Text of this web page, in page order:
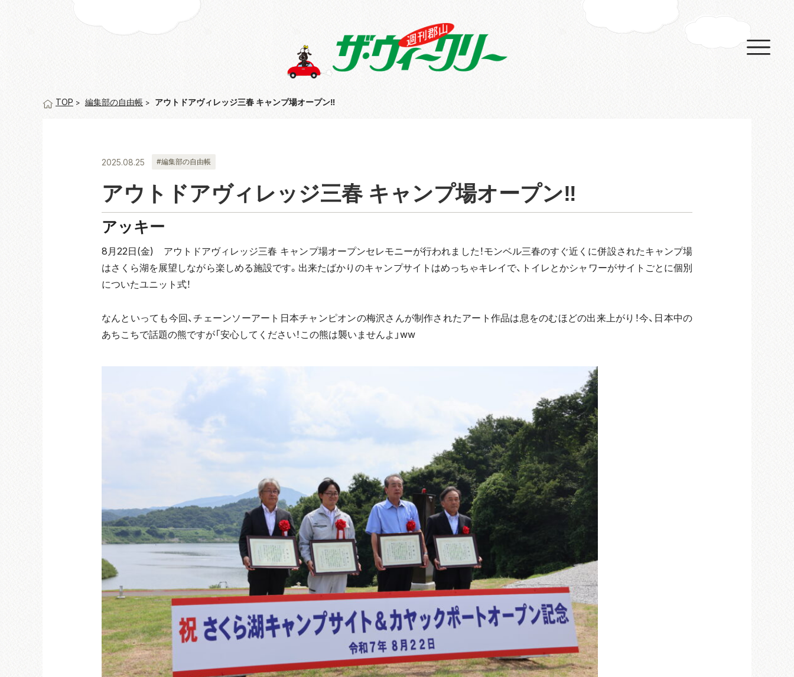
TOP 編集部の自由帳 アウトドアヴィレッジ三春 キャンプ場オープン‼
2025.08.25 #編集部の自由帳
アウトドアヴィレッジ三春 キャンプ場オープン‼
アッキー
8月22日(金) アウトドアヴィレッジ三春 キャンプ場オープンセレモニーが行われました！モンベル三春のすぐ近くに併設されたキャンプ場
はさくら湖を展望しながら楽しめる施設です。出来たばかりのキャンプサイトはめっちゃキレイで、トイレとかシャワーがサイトごとに個別
についたユニット式！
なんといっても今回、チェーンソーアート日本チャンピオンの梅沢さんが制作されたアート作品は息をのむほどの出来上がり！今、日本中の
あちこちで話題の熊ですが「安心してください！この熊は襲いませんよ」ww